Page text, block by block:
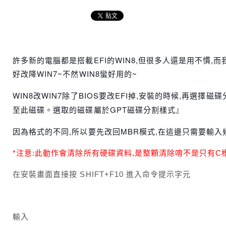
許多新的電腦都是搭載EFI的WIN8,但很多人還是用不慣,
好改降WIN7~不然WIN8蠻好用的~
WIN8改WIN7除了BIOS要改EFI掉,安裝的時候,再選擇磁
至此磁碟。選取的磁碟屬於GPT磁碟分割樣式』
因為格式的不同,所以要先改回MBR模式,在這邊只需要輸
*注意:此動作會清除所有硬碟資料,是整顆清除唷不是只有C
在安裝畫面直接按 SHIFT+F10 進入命令提示字元
輸入